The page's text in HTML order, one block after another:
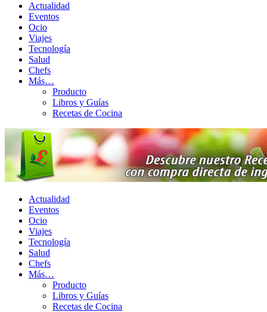
Actualidad
Eventos
Ocio
Viajes
Tecnología
Salud
Chefs
Más…
Producto
Libros y Guías
Recetas de Cocina
Actualidad
Eventos
Ocio
Viajes
Tecnología
Salud
Chefs
Más…
Producto
Libros y Guías
Recetas de Cocina